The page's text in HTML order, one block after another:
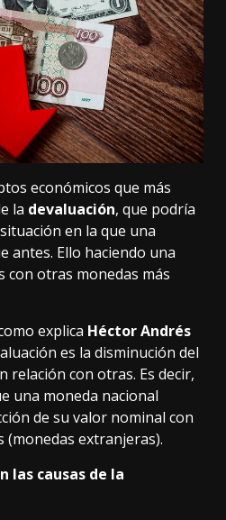
económicos que más
la devaluación, que podría
en la que una
antes. Ello haciendo una
con otras monedas más
explica Héctor Andrés
es la disminución del
relación con otras. Es decir,
una moneda nacional
de su valor nominal con
(monedas extranjeras).
las causas de la